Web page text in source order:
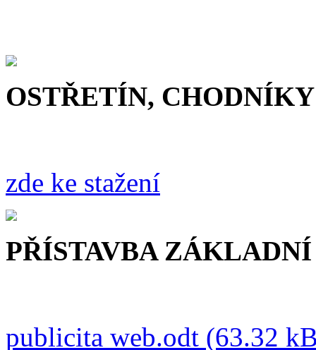
OSTŘETÍN,
zde ke stažení
PŘÍSTAVBA
publicita web.odt (63.32